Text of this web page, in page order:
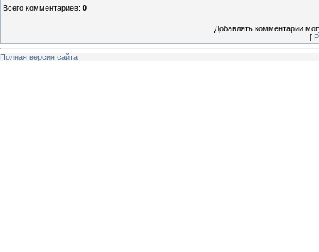
Всего комментариев: 0
Добавлять комментарии
[
Полная версия сайта